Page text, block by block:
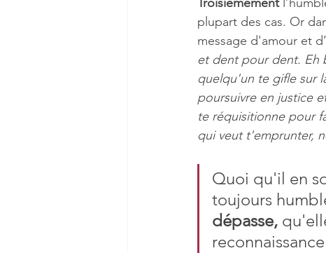
plupart des cas. Or
message d'amour et
et dent pour dent. Eh
quelqu'un te gifle sur
poursuivre en justice
te réquisitionne pour
qui veut t'emprunter,
Quoi qu'il en
toujours
dépasse,